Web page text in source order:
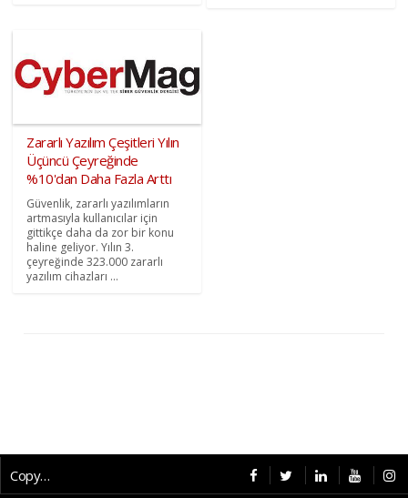
Zararlı Yazılım Çeşitleri Yılın
Üçüncü Çeyreğinde
%10'dan Daha Fazla Arttı
Güvenlik, zararlı yazılımların
artmasıyla kullanıcılar için
gittikçe daha da zor bir konu
haline geliyor. Yılın 3.
çeyreğinde 323.000 zararlı
yazılım cihazları ...
Copyright © 2026 CybermagOnline